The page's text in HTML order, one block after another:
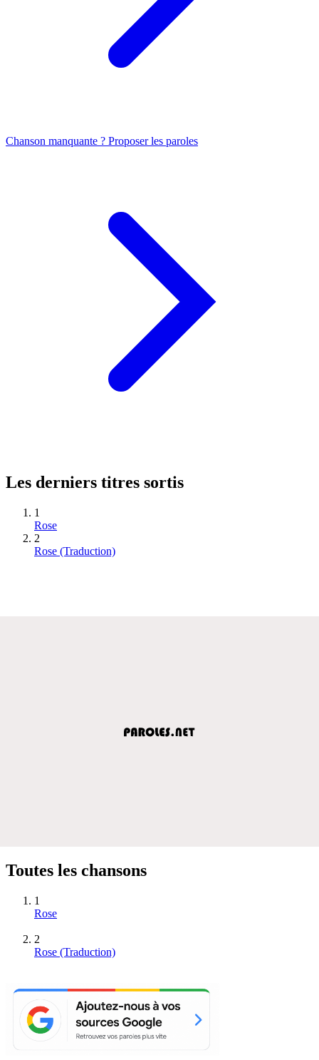
Chanson manquante ? Proposer les paroles
Les derniers titres sortis
1
Rose
2
Rose (Traduction)
Toutes les chansons
1
Rose
2
Rose (Traduction)